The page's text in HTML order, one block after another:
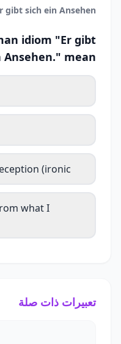
gibt sich ein Ansehen.
idiom "Er gibt
mean?
(ironic).
what I
تعبيرات ذات صلة